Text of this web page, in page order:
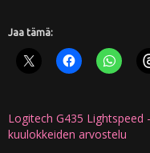
Jaa tämä:
Logitech G435 Lightspeed -
kuulokkeiden arvostelu